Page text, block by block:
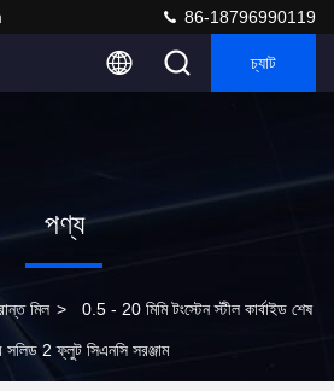
86-18796990119
চ্যাট
পণ্য
মিল > 0.5 - 20 মিমি টংস্টেন স্টীল কার্বাইড শেষ
সলিড 2 ফ্লুট সিএনসি সরঞ্জাম